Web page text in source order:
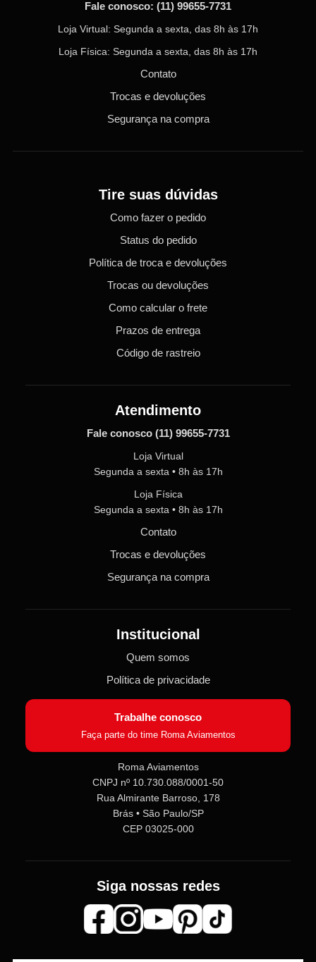
Online agora
Aviamentos!
dúvidas sobre pedidos e produtos,
ou entre no nossoGrupo VIP
receba em primeira mão
promoções, lançamentos e
Fale conosco: (11) 99655-7731
Loja Virtual: Segunda a sexta, das 8h às 17h
Loja Física: Segunda a sexta, das 8h às 17h
Contato
Trocas e devoluções
Segurança na compra
Tire suas dúvidas
Como fazer o pedido
Status do pedido
Política de troca e devoluções
Trocas ou devoluções
Como calcular o frete
Prazos de entrega
Código de rastreio
Atendimento
Fale conosco (11) 99655-7731
Loja Virtual
Segunda a sexta • 8h às 17h
Loja Física
Segunda a sexta • 8h às 17h
Contato
Trocas e devoluções
Segurança na compra
Institucional
Quem somos
Política de privacidade
Trabalhe conosco
Faça parte do time Roma Aviamentos
Roma Aviamentos
CNPJ nº 10.730.088/0001-50
Rua Almirante Barroso, 178
Brás • São Paulo/SP
CEP 03025-000
Siga nossas redes